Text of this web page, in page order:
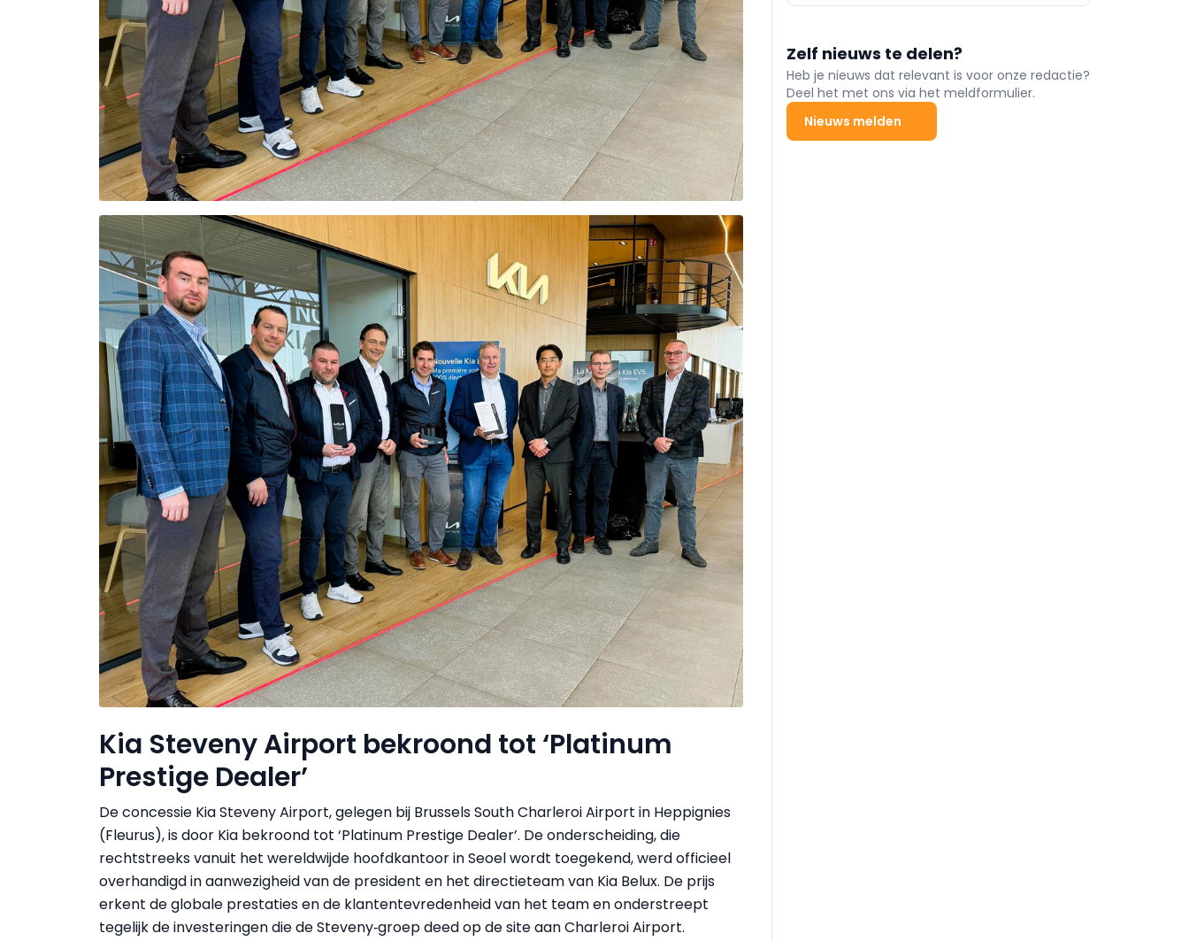
Kia Steveny Airport bekroond tot ‘Platinum
Prestige Dealer’
De concessie Kia Steveny Airport, gelegen bij Brussels South Charleroi Airport in Heppignies
(Fleurus), is door Kia bekroond tot ‘Platinum Prestige Dealer’. De onderscheiding, die
rechtstreeks vanuit het wereldwijde hoofdkantoor in Seoel wordt toegekend, werd officieel
overhandigd in aanwezigheid van de president en het directieteam van Kia Belux. De prijs
erkent de globale prestaties en de klantentevredenheid van het team en onderstreept
tegelijk de investeringen die de Steveny‑groep deed op de site aan Charleroi Airport.
Zelf nieuws te delen?
Heb je nieuws dat relevant is voor onze redactie?
Deel het met ons via het meldformulier.
Nieuws melden